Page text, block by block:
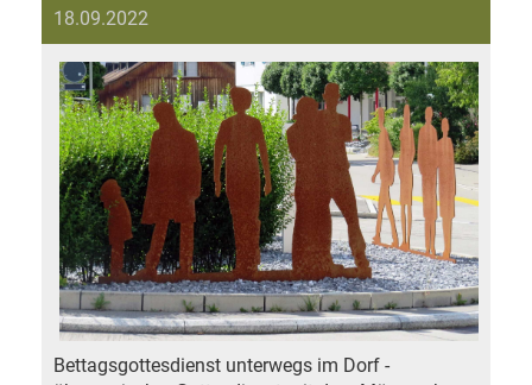
18.09.2022
Bettagsgottesdienst unterwegs im Dorf -